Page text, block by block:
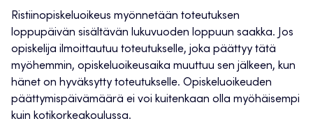
Ristiinopiskeluoikeus myönnetään toteutuksen
loppupäivän sisältävän lukuvuoden loppuun saakka. Jos
opiskelija ilmoittautuu toteutukselle, joka päättyy tätä
myöhemmin, opiskeluoikeusaika muuttuu sen jälkeen, kun
hänet on hyväksytty toteutukselle. Opiskeluoikeuden
päättymispäivämäärä ei voi kuitenkaan olla myöhäisempi
kuin kotikorkeakoulussa.